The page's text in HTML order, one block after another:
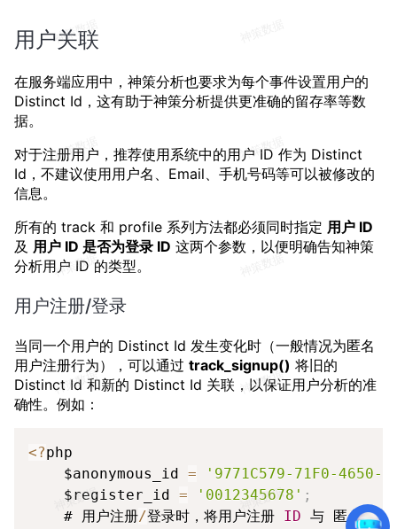
用户关联
在服务端应用中，神策分析也要求为每个事件设置用户的
Distinct Id，这有助于神策分析提供更准确的留存率等数
据。
对于注册用户，推荐使用系统中的用户 ID 作为 Distinct
Id，不建议使用用户名、Email、手机号码等可以被修改的
信息。
所有的 track 和 profile 系列方法都必须同时指定 用户 ID
及 用户 ID 是否为登录 ID 这两个参数，以便明确告知神策
分析用户 ID 的类型。
用户注册/登录
当同一个用户的 Distinct Id 发生变化时（一般情况为匿名
用户注册行为），可以通过 track_signup() 将旧的
Distinct Id 和新的 Distinct Id 关联，以保证用户分析的准
确性。例如：
<?php
	$anonymous_id
=
'9771C579-71F0-4650-
	$register_id
= '0012345678' ;
	# 用户注册
/登录时，将用户注册 ID 与 匿名 ID